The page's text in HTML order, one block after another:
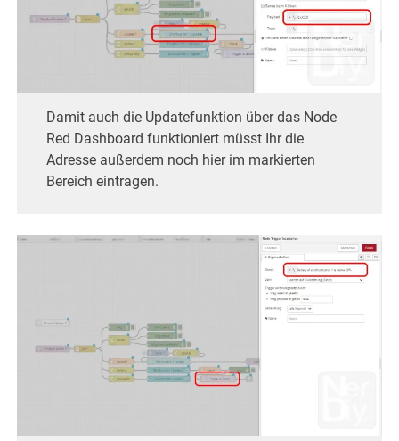
Damit auch die Updatefunktion über das Node
Red Dashboard funktioniert müsst Ihr die
Adresse außerdem noch hier im markierten
Bereich eintragen.